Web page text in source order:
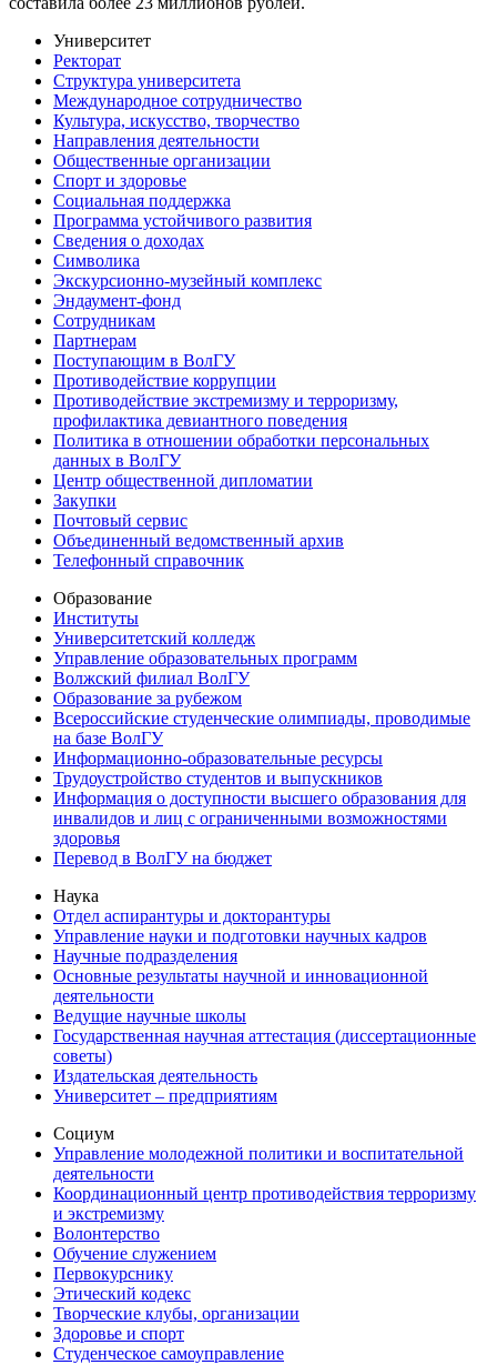
Университет
Ректорат
Структура университета
Международное сотрудничество
Культура, искусство, творчество
Направления деятельности
Общественные организации
Спорт и здоровье
Социальная поддержка
Программа устойчивого развития
Сведения о доходах
Символика
Экскурсионно-музейный комплекс
Эндаумент-фонд
Сотрудникам
Партнерам
Поступающим в ВолГУ
Противодействие коррупции
Противодействие экстремизму и терроризму,
профилактика девиантного поведения
Политика в отношении обработки персональных
данных в ВолГУ
Центр общественной дипломатии
Закупки
Почтовый сервис
Объединенный ведомственный архив
Телефонный справочник
Образование
Институты
Университетский колледж
Управление образовательных программ
Волжский филиал ВолГУ
Образование за рубежом
Всероссийские студенческие олимпиады, проводимые
на базе ВолГУ
Информационно-образовательные ресурсы
Трудоустройство студентов и выпускников
Информация о доступности высшего образования для
инвалидов и лиц с ограниченными возможностями
здоровья
Перевод в ВолГУ на бюджет
Наука
Отдел аспирантуры и докторантуры
Управление науки и подготовки научных кадров
Научные подразделения
Основные результаты научной и инновационной
деятельности
Ведущие научные школы
Государственная научная аттестация (диссертационные
советы)
Издательская деятельность
Университет – предприятиям
Социум
Управление молодежной политики и воспитательной
деятельности
Координационный центр противодействия терроризму
и экстремизму
Волонтерство
Обучение служением
Первокурснику
Этический кодекс
Творческие клубы, организации
Здоровье и спорт
Студенческое самоуправление